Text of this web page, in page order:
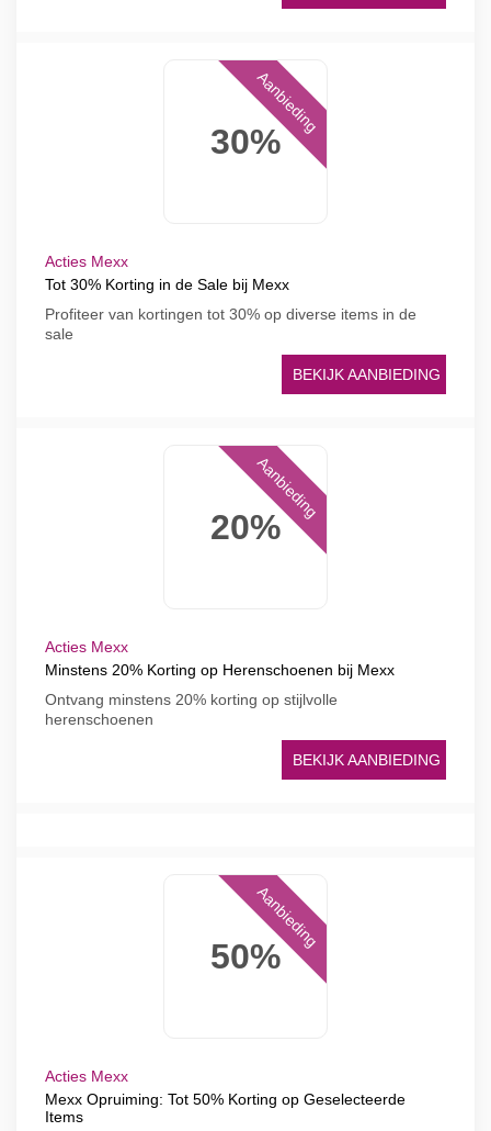
30%
Aanbieding
Acties Mexx
Tot 30% Korting in de Sale bij Mexx
Profiteer van kortingen tot 30% op diverse items in de
sale
BEKIJK AANBIEDING
20%
Aanbieding
Acties Mexx
Minstens 20% Korting op Herenschoenen bij Mexx
Ontvang minstens 20% korting op stijlvolle
herenschoenen
BEKIJK AANBIEDING
50%
Aanbieding
Acties Mexx
Mexx Opruiming: Tot 50% Korting op Geselecteerde
Items